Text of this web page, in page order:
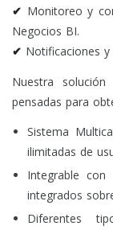
✔ Monitoreo y
Negocios BI.
✔ Notificaciones
Nuestra solución
pensadas para
Sistema
ilimitadas de
Integrable con
integrados
Diferentes